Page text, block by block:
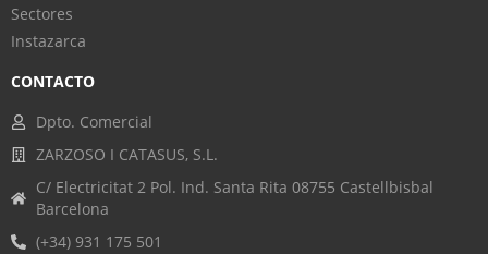
Sectores
Instazarca
CONTACTO
Dpto. Comercial
ZARZOSO I CATASUS, S.L.
C/ Electricitat 2 Pol. Ind. Santa Rita 08755 Castellbisbal
Barcelona
(+34) 931 175 501